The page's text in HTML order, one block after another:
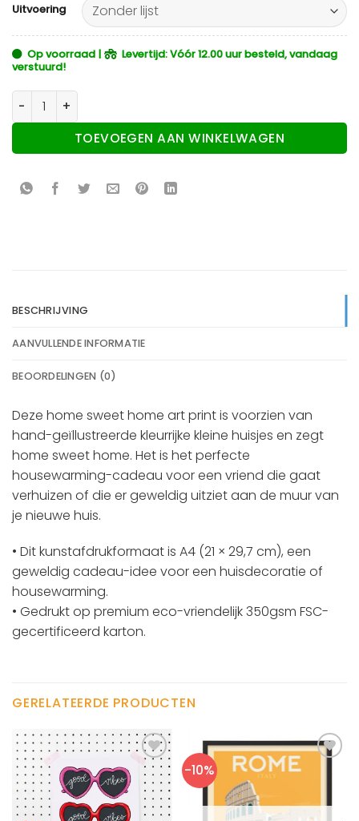
Uitvoering
Op voorraad |
Levertijd: Vóór 12.00 uur besteld, vandaag
verstuurd!
Home Sweet Home Art Print aantal
TOEVOEGEN AAN WINKELWAGEN
BESCHRIJVING
AANVULLENDE INFORMATIE
BEOORDELINGEN (0)
Deze home sweet home art print is voorzien van
hand-geïllustreerde kleurrijke kleine huisjes en zegt
home sweet home. Het is het perfecte
housewarming-cadeau voor een vriend die gaat
verhuizen of die er geweldig uitziet aan de muur van
je nieuwe huis.
• Ditkunstafdrukformaatis A4 (21 × 29,7 cm), een
geweldig cadeau-idee voor een huisdecoratie of
housewarming.
• Gedrukt op premium eco-vriendelijk 350gsm FSC-
gecertificeerd karton.
GERELATEERDE PRODUCTEN
-10%